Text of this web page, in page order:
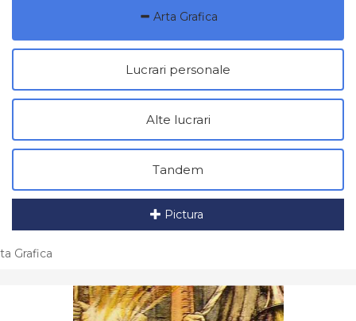
Arta Grafica
Lucrari personale
Alte lucrari
Tandem
Pictura
Grafica